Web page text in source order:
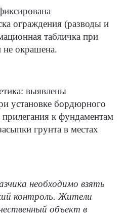
ограждения (разводы и
табличка при
не окрашена.
выявлены
установке бордюрного
к фундаментам
грунта в местах
необходимо взять
контроль. Жители
объект в